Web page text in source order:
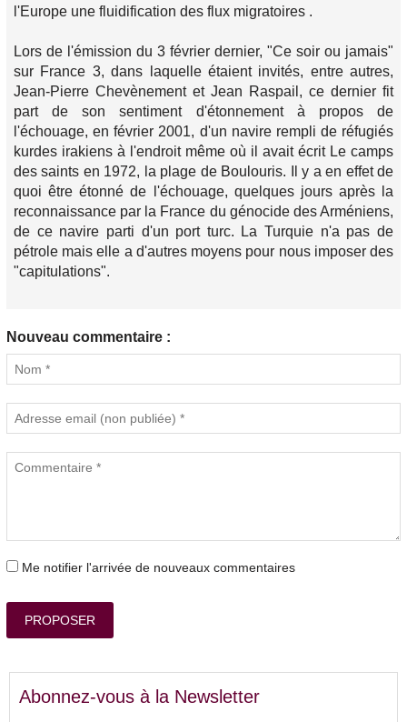
l'Europe une fluidification des flux migratoires .
Lors de l'émission du 3 février dernier, "Ce soir ou jamais"
sur France 3, dans laquelle étaient invités, entre autres,
Jean-Pierre Chevènement et Jean Raspail, ce dernier fit
part de son sentiment d'étonnement à propos de
l'échouage, en février 2001, d'un navire rempli de réfugiés
kurdes irakiens à l'endroit même où il avait écrit Le camps
des saints en 1972, la plage de Boulouris. Il y a en effet de
quoi être étonné de l'échouage, quelques jours après la
reconnaissance par la France du génocide des Arméniens,
de ce navire parti d'un port turc. La Turquie n'a pas de
pétrole mais elle a d'autres moyens pour nous imposer des
"capitulations".
Nouveau commentaire :
Me notifier l'arrivée de nouveaux commentaires
PROPOSER
Abonnez-vous à la Newsletter